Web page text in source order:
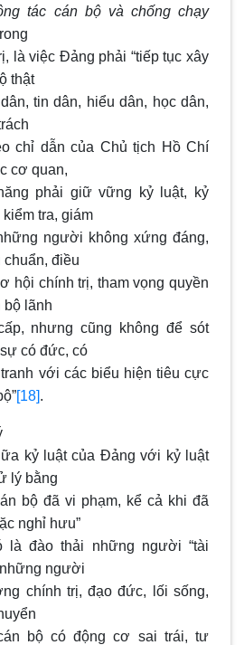
tác cán bộ và chống chạy
là việc Đảng phải “tiếp tục xây
thật
tin dân, hiểu dân, học dân,
chỉ dẫn của Chủ tịch Hồ Chí
cơ quan,
phải giữ vững kỷ luật, kỷ
tra, giám
người không xứng đáng,
chuẩn, điều
hội chính trị, tham vọng quyền
bộ lãnh
nhưng cũng không để sót
có đức, có
với các biểu hiện tiêu cực
[18].
kỷ luật của Đảng với kỷ luật
lý bằng
bộ đã vi phạm, kể cả khi đã
nghỉ hưu”
là đào thải những người “tài
người
chính trị, đạo đức, lối sống,
bộ có động cơ sai trái, tư